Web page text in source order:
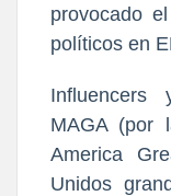
provocado
políticos en
Influencers
MAGA (por
America
Unidos